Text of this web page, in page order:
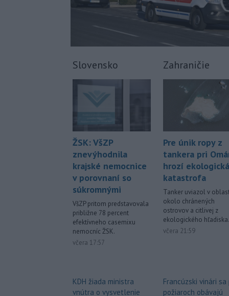
Slovensko
ŽSK: VšZP
znevýhodnila
krajské nemocnice
v porovnaní so
súkromnými
VšZP pritom predstavovala
približne 78 percent
efektívneho casemixu
nemocníc ŽSK.
včera 17:57
KDH žiada ministra
vnútra o vysvetlenie
Zahraničie
Pre únik ropy z
tankera pri
hrozí ekologická
katastrofa
Tanker uviazol v
okolo chránených
ostrovov a citlivej z
ekologického hľadiska.
včera 21:59
Francúzski vinári sa
požiaroch obávajú